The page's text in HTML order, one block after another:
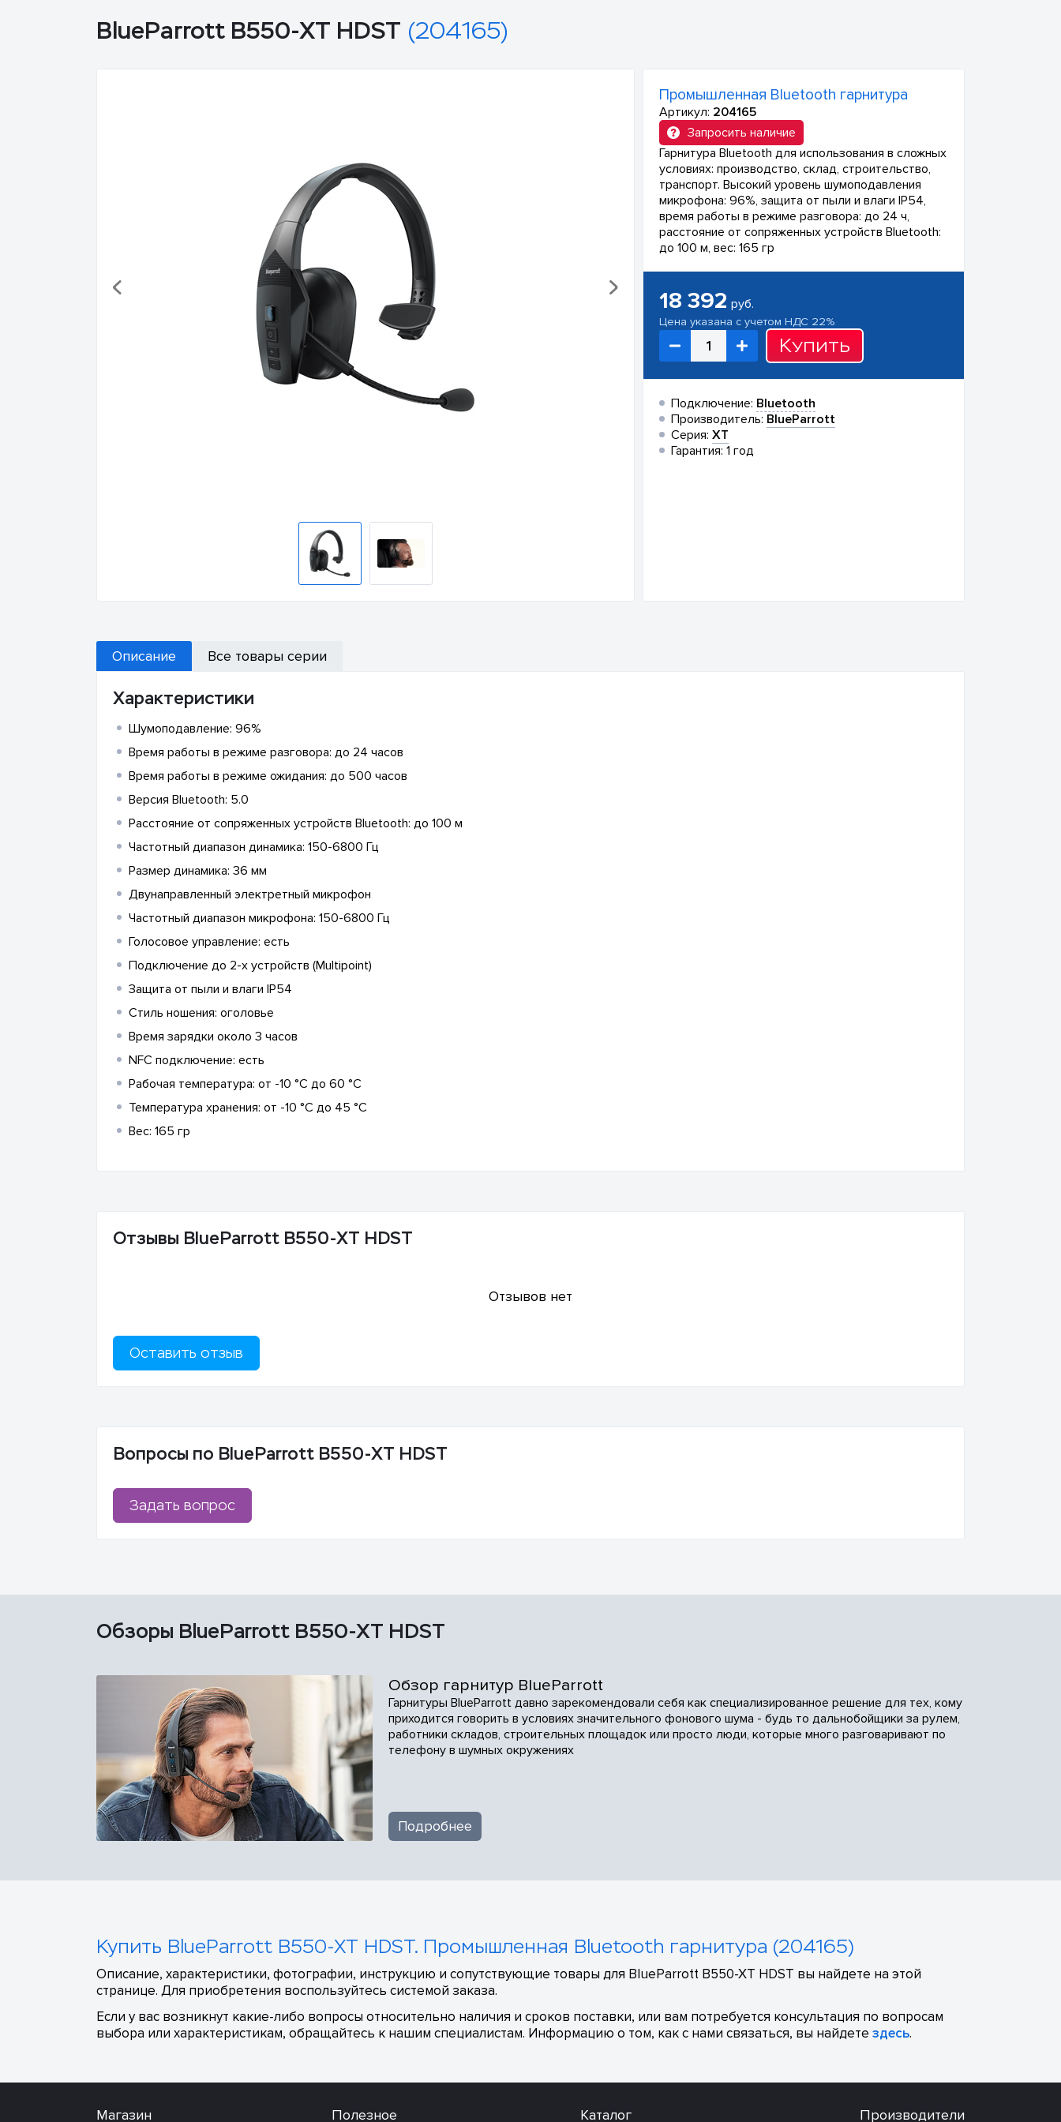
BlueParrott B550-XT HDST (204165)
Промышленная Bluetooth гарнитура
Артикул: 204165
Запросить наличие
Гарнитура Bluetooth для использования в сложных
условиях: производство, склад, строительство,
транспорт. Высокий уровень шумоподавления
микрофона: 96%, защита от пыли и влаги IP54,
время работы в режиме разговора: до 24 ч,
расстояние от сопряженных устройств Bluetooth:
до 100 м, вес: 165 гр
18 392 руб.
Цена указана с учетом НДС 22%
Купить
Подключение: Bluetooth
Производитель: BlueParrott
Серия: XT
Гарантия: 1 год
Описание Все товары серии
Характеристики
Шумоподавление: 96%
Время работы в режиме разговора: до 24 часов
Время работы в режиме ожидания: до 500 часов
Версия Bluetooth: 5.0
Расстояние от сопряженных устройств Bluetooth: до 100 м
Частотный диапазон динамика: 150-6800 Гц
Размер динамика: 36 мм
Двунаправленный электретный микрофон
Частотный диапазон микрофона: 150-6800 Гц
Голосовое управление: есть
Подключение до 2-х устройств (Multipoint)
Защита от пыли и влаги IP54
Стиль ношения: оголовье
Время зарядки около 3 часов
NFC подключение: есть
Рабочая температура: от -10 °C до 60 °C
Температура хранения: от -10 °C до 45 °C
Вес: 165 гр
Отзывы BlueParrott B550-XT HDST
Отзывов нет
Оставить отзыв
Вопросы по BlueParrott B550-XT HDST
Задать вопрос
Обзоры BlueParrott B550-XT HDST
Обзор гарнитур BlueParrott
Гарнитуры BlueParrott давно зарекомендовали себя как специализированное решение для тех, кому
приходится говорить в условиях значительного фонового шума - будь то дальнобойщики за рулем,
работники складов, строительных площадок или просто люди, которые много разговаривают по
телефону в шумных окружениях
Подробнее
Купить BlueParrott B550-XT HDST. Промышленная Bluetooth гарнитура (204165)
Описание, характеристики, фотографии, инструкцию и сопутствующие товары для BlueParrott B550-XT HDST вы найдете на этой
странице. Для приобретения воспользуйтесь системой заказа.
Если у вас возникнут какие-либо вопросы относительно наличия и сроков поставки, или вам потребуется консультация по вопросам
выбора или характеристикам, обращайтесь к нашим специалистам. Информацию о том, как с нами связаться, вы найдете здесь.
Магазин Полезное Каталог Производители